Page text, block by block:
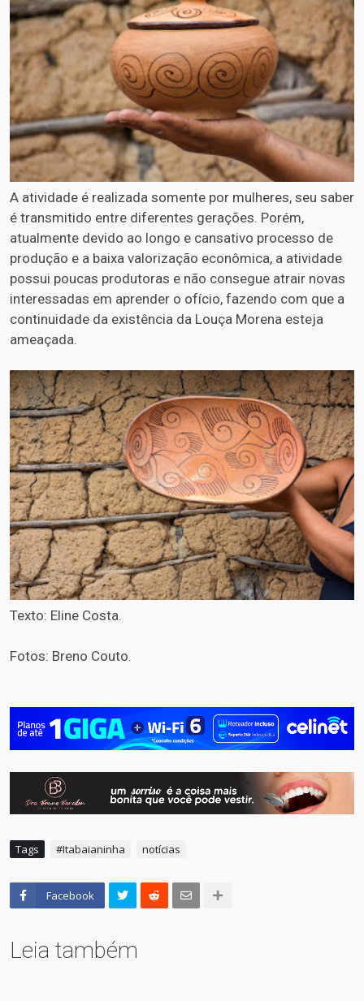
A atividade é realizada somente por mulheres, seu saber
é transmitido entre diferentes gerações. Porém,
atualmente devido ao longo e cansativo processo de
produção e a baixa valorização econômica, a atividade
possui poucas produtoras e não consegue atrair novas
interessadas em aprender o ofício, fazendo com que a
continuidade da existência da Louça Morena esteja
ameaçada.
Texto: Eline Costa.
Fotos: Breno Couto.
Tags #Itabaianinha notícias
Facebook
Leia também